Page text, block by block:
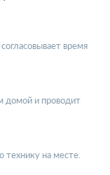
время
домой и проводит
на месте.